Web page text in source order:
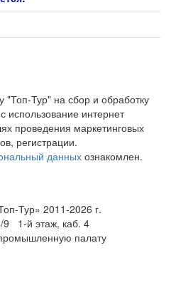
"Топ-Тур" на сбор и обработку
использование интернет
проведения маркетинговых
регистрации.
данных ознакомлен.
Тур» 2011-2026 г.
9 1-й этаж, каб. 4
палату